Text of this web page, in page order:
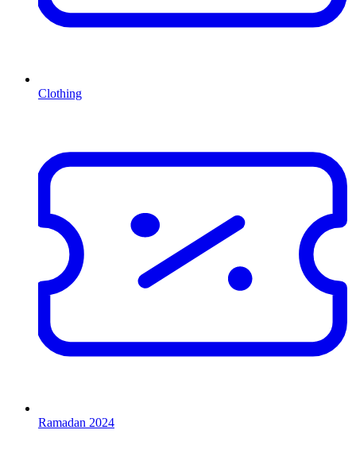
Clothing
Ramadan 2024